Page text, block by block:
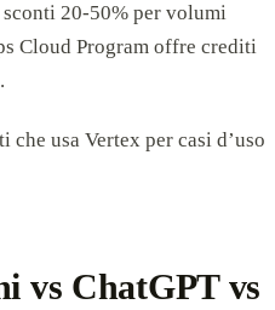
20-50% per volumi
Cloud Program offre crediti
usa Vertex per casi d’uso
vs ChatGPT vs